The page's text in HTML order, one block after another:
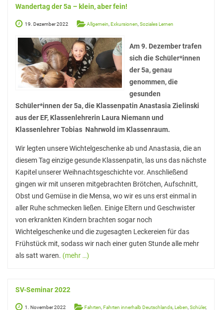
Sport
Theater
Schülerbibliothek
Spanisch-AG
Projekte
Unser Schulhof
Über Mittag
Schülerbibliothek und Selbstlernzentrum
VHS Minden am GymPW
Die Mensa
Wandertag der 5a – klein, aber fein!
19. Dezember 2022 Allgemein Exkursionen Soziales Lernen
Am 9. Dezember trafen
sich die Schüler*innen
der 5a, genau
genommen, die
gesunden
Schüler*innen der 5a, die Klassenpatin Anastasia Zielinski
aus der EF, Klassenlehrerin Laura Niemann und
Klassenlehrer Tobias Nahrwold im Klassenraum.
Wir legten unsere Wichtelgeschenke ab und Anastasia, die an
diesem Tag einzige gesunde Klassenpatin, las uns das nächste
Kapitel unserer Weihnachtsgeschichte vor. Anschließend
gingen wir mit unseren mitgebrachten Brötchen, Aufschnitt,
Obst und Gemüse in die Mensa, wo wir es uns erst einmal in
aller Ruhe schmecken ließen. Einige Eltern und Geschwister
von erkrankten Kindern brachten sogar noch
Wichtelgeschenke und die zugesagten Leckereien für das
Frühstück mit, sodass wir nach einer guten Stunde alle mehr
als satt waren. (mehr …)
SV-Seminar 2022
1. November 2022 Fahrten Fahrten innerhalb Deutschlands Leben Schüler,